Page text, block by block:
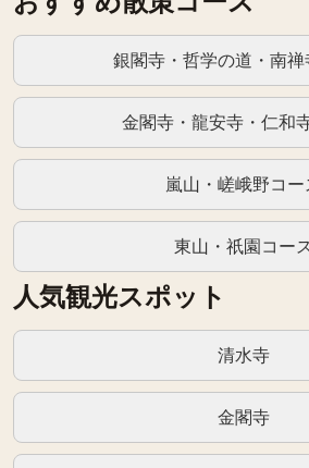
銀閣寺・哲学の道・南禅
金閣寺・龍安寺・仁和
嵐山・嵯峨野コー
東山・祇園コース
人気観光スポット
清水寺
金閣寺